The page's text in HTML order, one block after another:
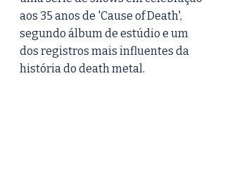
aos 35 anos de 'Cause of Death',
segundo álbum de estúdio e um
dos registros mais influentes da
história do death metal.